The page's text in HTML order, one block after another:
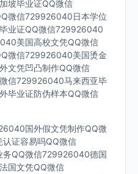
坡毕业证QQ微信
微信729926040日本学位
业证QQ微信729926040
美国高校文凭QQ微信
微信729926040美国烫金
文凭凹凸制作QQ微信
信729926040马来西亚毕
毕业证防伪样本QQ微信
国外假文凭制作QQ微
证容易吗QQ微信
QQ微信729926040德国
国文凭QQ微信